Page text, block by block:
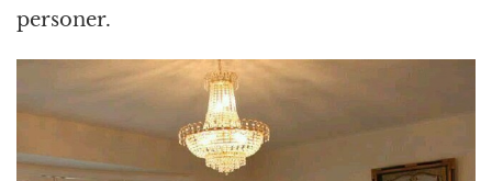
personer.